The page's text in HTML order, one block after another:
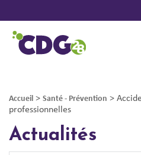
Accueil > Santé - Prévention >
professionnelles
Actualités